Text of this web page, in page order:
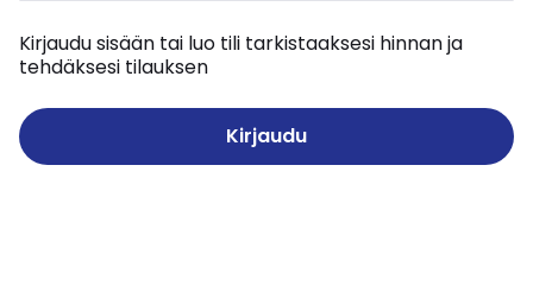
Kirjaudu sisään tai luo tili tarkistaaksesi hinnan ja
tehdäksesi tilauksen
Kirjaudu